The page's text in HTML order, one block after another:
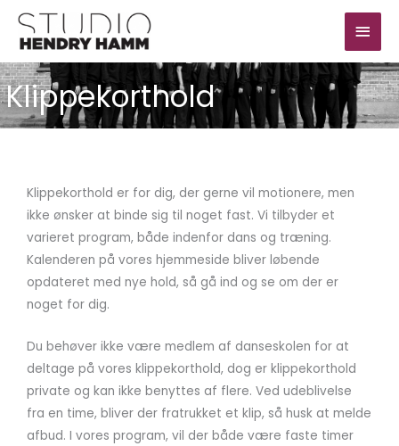
indholdet
Klippekorthold
Klippekorthold er for dig, der gerne vil motionere, men
ikke ønsker at binde sig til noget fast. Vi tilbyder et
varieret program, både indenfor dans og træning.
Kalenderen på vores hjemmeside bliver løbende
opdateret med nye hold, så gå ind og se om der er
noget for dig.
Du behøver ikke være medlem af danseskolen for at
deltage på vores klippekorthold, dog er klippekorthold
private og kan ikke benyttes af flere. Ved udeblivelse
fra en time, bliver der fratrukket et klip, så husk at melde
afbud. I vores program, vil der både være faste timer